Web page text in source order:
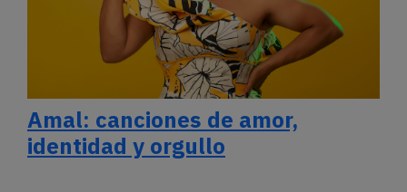
Amal: canciones de amor,
identidad y orgullo